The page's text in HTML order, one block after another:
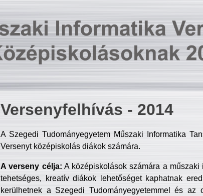
Versenyfelhívás - 2014
A Szegedi Tudományegyetem Műszaki Informatika
Versenyt középiskolás diákok számára.
A verseny célja: A középiskolások számára a
tehetséges, kreatív diákok lehetőséget kaphatnak
kerülhetnek a Szegedi Tudományegyetemmel és